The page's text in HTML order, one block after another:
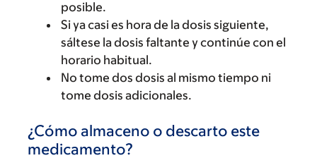
posible.
Si ya casi es hora de la dosis siguiente,
sáltese la dosis faltante y continúe con el
horario habitual.
No tome dos dosis al mismo tiempo ni
tome dosis adicionales.
¿Cómo almaceno o descarto este
medicamento?